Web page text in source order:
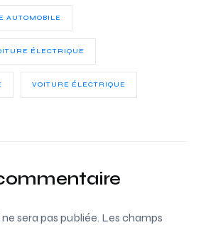
AUTOMOBILE
ÉLECTRIQUE
VOITURE ÉLECTRIQUE
sera pas publiée. Les champs